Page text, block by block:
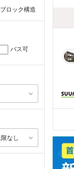
ブロック構造
バス可